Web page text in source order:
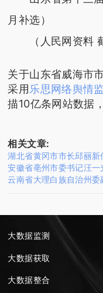
月补选）
（人民网资料 截
关于山东省威海市
采用乐思网络舆情
描10亿条网站数据
相关文章:
湖北省黄冈市市长邱丽新
安徽省亳州市委书记汪一
云南省大理白族自治州
大数据监测
大数据获取
大数据整合